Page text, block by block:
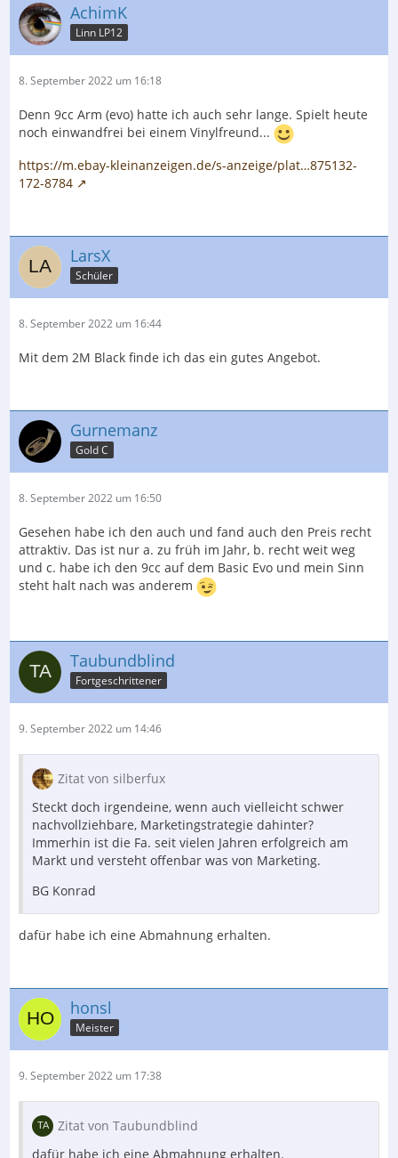
AchimK
Linn LP12
8. September 2022 um 16:18
Denn 9cc Arm (evo) hatte ich auch sehr lange. Spielt heute
noch einwandfrei bei einem Vinylfreund...
https://m.ebay-kleinanzeigen.de/s-anzeige/plat…875132-
172-8784
LarsX
Schüler
8. September 2022 um 16:44
Mit dem 2M Black finde ich das ein gutes Angebot.
Gurnemanz
Gold C
8. September 2022 um 16:50
Gesehen habe ich den auch und fand auch den Preis recht
attraktiv. Das ist nur a. zu früh im Jahr, b. recht weit weg
und c. habe ich den 9cc auf dem Basic Evo und mein Sinn
steht halt nach was anderem
Taubundblind
Fortgeschrittener
9. September 2022 um 14:46
Zitat von silberfux
Steckt doch irgendeine, wenn auch vielleicht schwer
nachvollziehbare, Marketingstrategie dahinter?
Immerhin ist die Fa. seit vielen Jahren erfolgreich am
Markt und versteht offenbar was von Marketing.
BG Konrad
dafür habe ich eine Abmahnung erhalten.
honsl
Meister
9. September 2022 um 17:38
Zitat von Taubundblind
dafür habe ich eine Abmahnung erhalten.